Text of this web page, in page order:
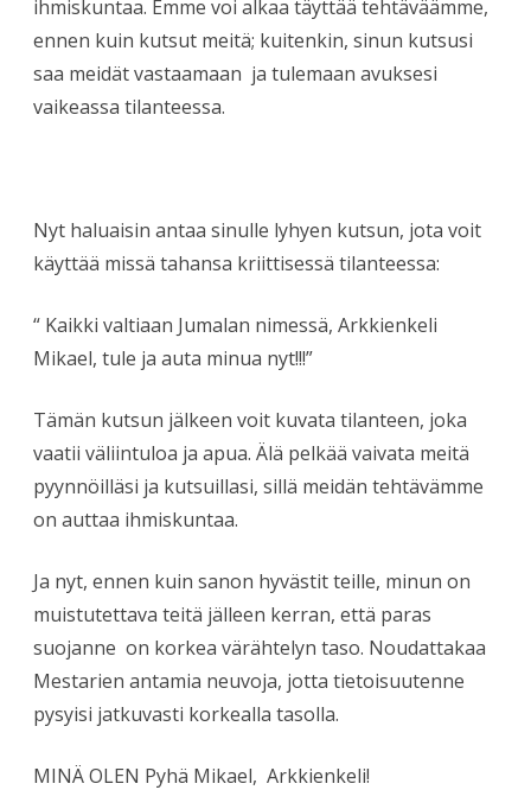
ihmiskuntaa. Emme voi alkaa täyttää tehtäväämme,
ennen kuin kutsut meitä; kuitenkin, sinun kutsusi
saa meidät vastaamaan ja tulemaan avuksesi
vaikeassa tilanteessa.
Nyt haluaisin antaa sinulle lyhyen kutsun, jota voit
käyttää missä tahansa kriittisessä tilanteessa:
“ Kaikki valtiaan Jumalan nimessä, Arkkienkeli
Mikael, tule ja auta minua nyt!!!”
Tämän kutsun jälkeen voit kuvata tilanteen, joka
vaatii väliintuloa ja apua. Älä pelkää vaivata meitä
pyynnöilläsi ja kutsuillasi, sillä meidän tehtävämme
on auttaa ihmiskuntaa.
Ja nyt, ennen kuin sanon hyvästit teille, minun on
muistutettava teitä jälleen kerran, että paras
suojanne on korkea värähtelyn taso. Noudattakaa
Mestarien antamia neuvoja, jotta tietoisuutenne
pysyisi jatkuvasti korkealla tasolla.
MINÄ OLEN Pyhä Mikael, Arkkienkeli!